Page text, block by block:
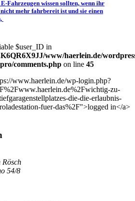
Fahrzeugen wissen sollten, wenn ihr
mehr fahrbereit ist und sie einen
$user_ID in
www/haerlein.de/
comments.php on line 45
www.haerlein.de/wp-login.php?
zu-
die-die-erlaubnis-
fuer-das%2F">logged in</a>
Rösch
54/8